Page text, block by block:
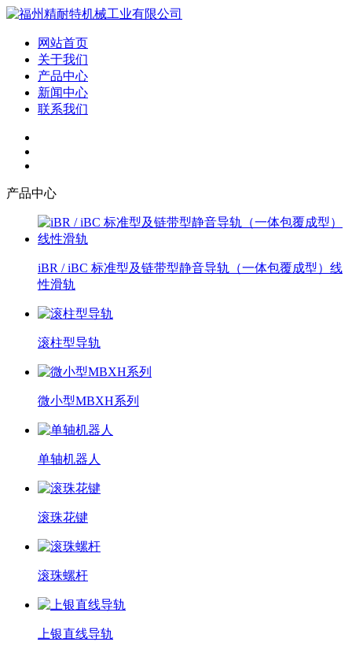
网站首页
关于我们
产品中心
新闻中心
联系我们
产品中心
iBR / iBC 标准型及链带型静音导轨（一体包覆成型）线
性滑轨
滚柱型导轨
微小型MBXH系列
单轴机器人
滚珠花键
滚珠螺杆
上银直线导轨